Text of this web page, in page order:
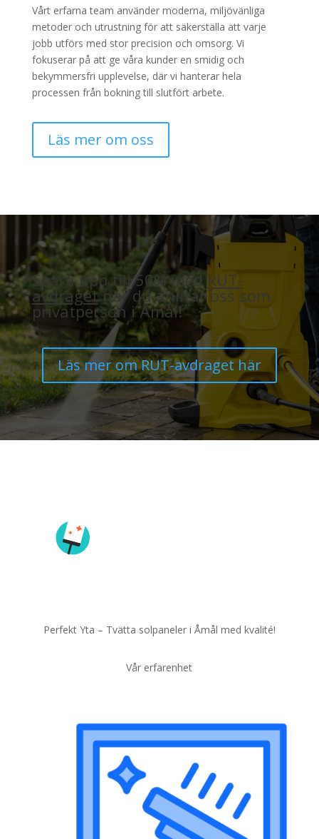
Vårt erfarna team använder moderna, miljövänliga
metoder och utrustning för att säkerställa att varje
jobb utförs med stor precision och omsorg. Vi
fokuserar på att ge våra kunder en smidig och
bekymmersfri upplevelse, där vi hanterar hela
processen från bokning till slutfört arbete.
Läs mer om oss
Spara upp till 50% med RUT-
avdragetnär du anlitar oss som
privatperson i Åmål!
Läs mer om RUT-avdraget här
Perfekt Yta – Tvätta solpaneler i Åmål med kvalité!
Vår erfarenhet